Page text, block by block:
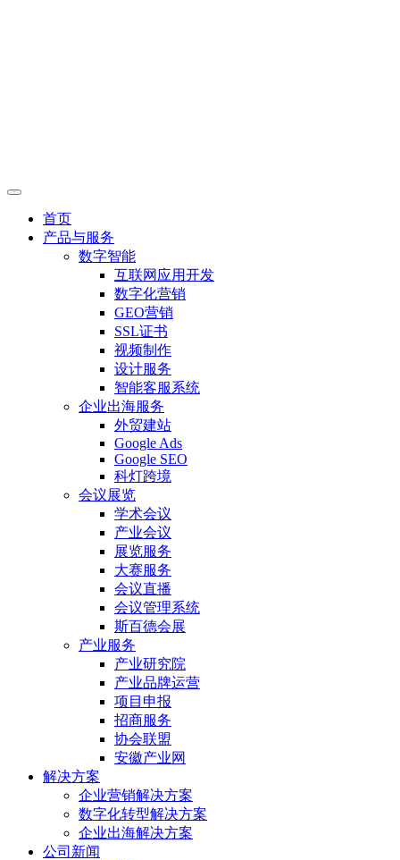
首页
产品与服务
数字智能
互联网应用开发
数字化营销
GEO营销
SSL证书
视频制作
设计服务
智能客服系统
企业出海服务
外贸建站
Google Ads
Google SEO
科灯跨境
会议展览
学术会议
产业会议
展览服务
大赛服务
会议直播
会议管理系统
斯百德会展
产业服务
产业研究院
产业品牌运营
项目申报
招商服务
协会联盟
安徽产业网
解决方案
企业营销解决方案
数字化转型解决方案
企业出海解决方案
公司新闻